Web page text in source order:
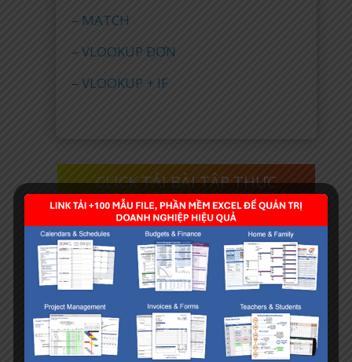
– MATCH
–VLOOKUP ĐƠN
–VLOOKUP + IF
CLICK TẢI BÀI TẬP THỰC
HÀNH VLOOKUP